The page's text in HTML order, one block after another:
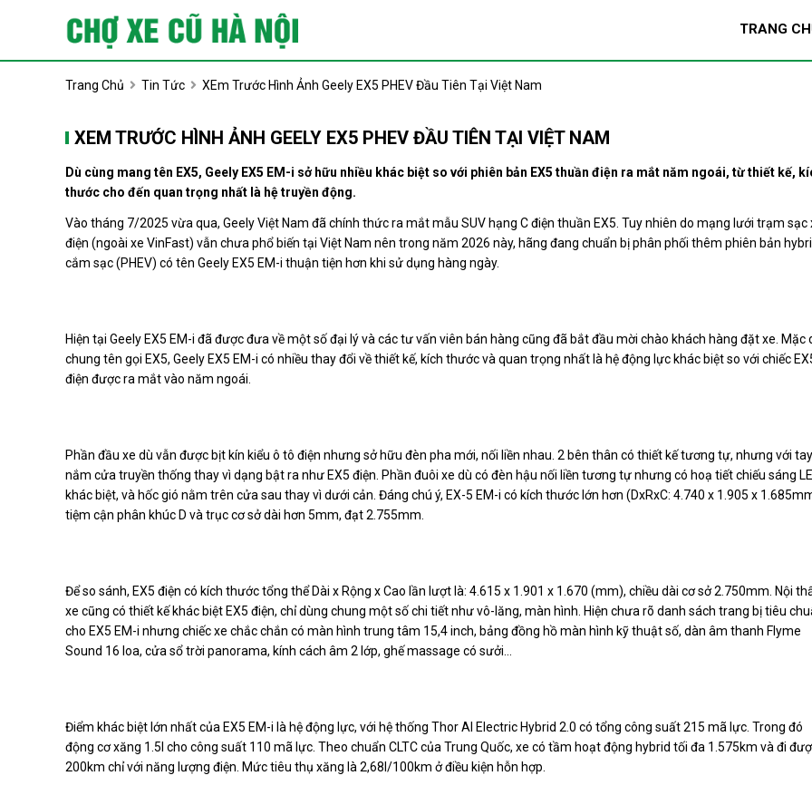
TRANG
Trang Chủ Tin Tức XEm Trước Hình Ảnh Geely EX5 PHEV Đầu Tiên Tại Việt Nam
XEM TRƯỚC HÌNH ẢNH GEELY EX5 PHEV ĐẦU TIÊN TẠI VIỆT NAM
Dù cùng mang tên EX5, Geely EX5 EM-i sở hữu nhiều khác biệt so với phiên bản EX5 thuần điện ra mắt năm ngoái, từ thiết kế,
thước cho đến quan trọng nhất là hệ truyền động.
Vào tháng 7/2025 vừa qua, Geely Việt Nam đã chính thức ra mắt mẫu SUV hạng C điện thuần EX5. Tuy nhiên do mạng lưới trạm sạc
điện (ngoài xe VinFast) vẫn chưa phổ biến tại Việt Nam nên trong năm 2026 này, hãng đang chuẩn bị phân phối thêm phiên bản
cắm sạc (PHEV) có tên Geely EX5 EM-i thuận tiện hơn khi sử dụng hàng ngày.
Hiện tại Geely EX5 EM-i đã được đưa về một số đại lý và các tư vấn viên bán hàng cũng đã bắt đầu mời chào khách hàng đặt xe. Mặc
chung tên gọi EX5, Geely EX5 EM-i có nhiều thay đổi về thiết kế, kích thước và quan trọng nhất là hệ động lực khác biệt so với chiếc
điện được ra mắt vào năm ngoái.
Phần đầu xe dù vẫn được bịt kín kiểu ô tô điện nhưng sở hữu đèn pha mới, nối liền nhau. 2 bên thân có thiết kế tương tự, nhưng với tay
nắm cửa truyền thống thay vì dạng bật ra như EX5 điện. Phần đuôi xe dù có đèn hậu nối liền tương tự nhưng có hoạ tiết chiếu sáng
khác biệt, và hốc gió nằm trên cửa sau thay vì dưới cản. Đáng chú ý, EX-5 EM-i có kích thước lớn hơn (DxRxC: 4.740 x 1.905 x
tiệm cận phân khúc D và trục cơ sở dài hơn 5mm, đạt 2.755mm.
Để so sánh, EX5 điện có kích thước tổng thể Dài x Rộng x Cao lần lượt là: 4.615 x 1.901 x 1.670 (mm), chiều dài cơ sở 2.750mm. Nội
xe cũng có thiết kế khác biệt EX5 điện, chỉ dùng chung một số chi tiết như vô-lăng, màn hình. Hiện chưa rõ danh sách trang bị tiêu
cho EX5 EM-i nhưng chiếc xe chắc chắn có màn hình trung tâm 15,4 inch, bảng đồng hồ màn hình kỹ thuật số, dàn âm thanh Flyme
Sound 16 loa, cửa sổ trời panorama, kính cách âm 2 lớp, ghế massage có sưởi...
Điểm khác biệt lớn nhất của EX5 EM-i là hệ động lực, với hệ thống Thor AI Electric Hybrid 2.0 có tổng công suất 215 mã lực. Trong đó
động cơ xăng 1.5l cho công suất 110 mã lực. Theo chuẩn CLTC của Trung Quốc, xe có tầm hoạt động hybrid tối đa 1.575km và đi
200km chỉ với năng lượng điện. Mức tiêu thụ xăng là 2,68l/100km ở điều kiện hỗn hợp.